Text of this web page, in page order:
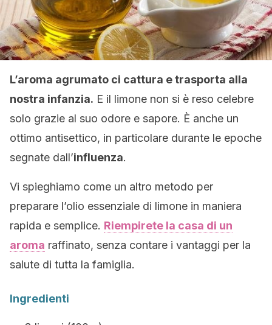
L’aroma agrumato ci cattura e trasporta alla
nostra infanzia. E il limone non si è reso celebre
solo grazie al suo odore e sapore. È anche un
ottimo antisettico, in particolare durante le epoche
segnate dall’influenza.
Vi spieghiamo come un altro metodo per
preparare l’olio essenziale di limone in maniera
rapida e semplice. Riempirete la casa di un
aroma raffinato, senza contare i vantaggi per la
salute di tutta la famiglia.
Ingredienti